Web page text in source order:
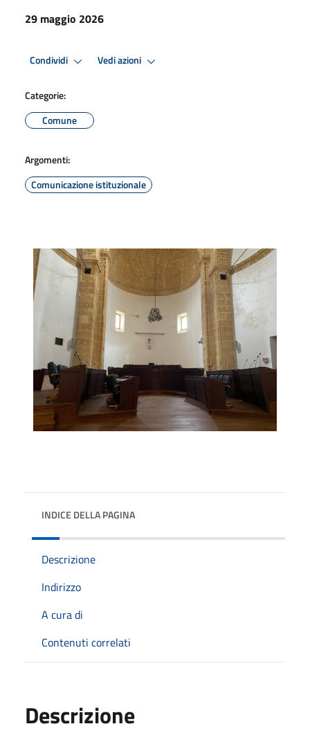
29 maggio 2026
Condividi Vedi azioni
Categorie:
Comune
Argomenti:
Comunicazione istituzionale
INDICE DELLA PAGINA
Descrizione
Indirizzo
A cura di
Contenuti correlati
Descrizione